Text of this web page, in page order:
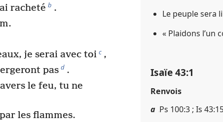
racheté b .
je serai avec toi c ,
pas d .
le feu, tu ne
les flammes.
Le peuple sera
« Plaidons l’un
Isaïe 43​:​1
Renvois
a Ps 100​:​3 ; Is